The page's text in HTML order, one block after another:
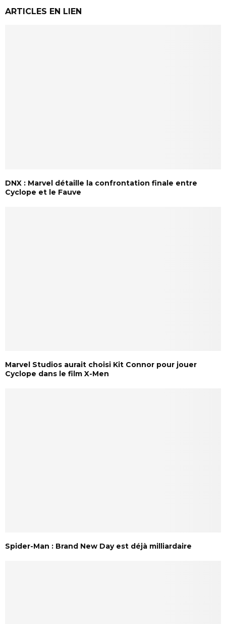
ARTICLES EN LIEN
DNX : Marvel détaille la confrontation finale entre
Cyclope et le Fauve
Marvel Studios aurait choisi Kit Connor pour jouer
Cyclope dans le film X-Men
Spider-Man : Brand New Day est déjà milliardaire